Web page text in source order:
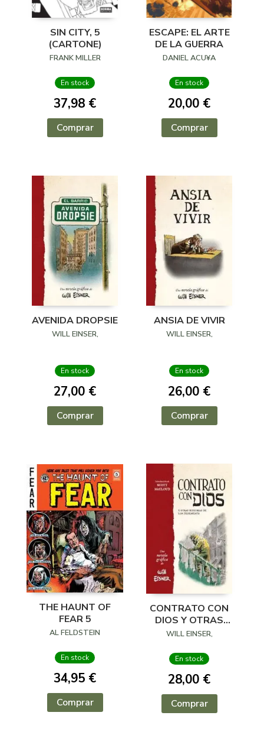
SIN CITY, 5
(CARTONE)
FRANK MILLER
En stock
37,98 €
Comprar
ESCAPE: EL ARTE
DE LA GUERRA
DANIEL ACU¥A
En stock
20,00 €
Comprar
AVENIDA DROPSIE
WILL EINSER,
En stock
27,00 €
Comprar
ANSIA DE VIVIR
WILL EINSER,
En stock
26,00 €
Comprar
THE HAUNT OF
FEAR 5
AL FELDSTEIN
En stock
34,95 €
Comprar
CONTRATO CON
DIOS Y OTRAS
HISTORIAS DE LOS
WILL EINSER,
En stock
28,00 €
Comprar